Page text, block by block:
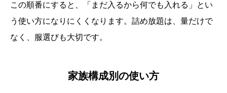
この順番にすると、「まだ入るから何でも入れる」とい
う使い方になりにくくなります。詰め放題は、量だけで
なく、服選びも大切です。
家族構成別の使い方